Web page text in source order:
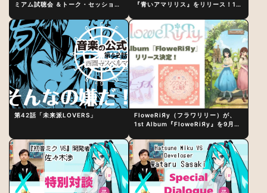
ミアム試聴会 ＆トーク・セッション
制作秘話
『青いアマリリス』をリリース！1st
第42話「未来派LOVERS」
FloweRiЯy（フラワリリー）が、
1st Album『FloweRiЯy』を9月23